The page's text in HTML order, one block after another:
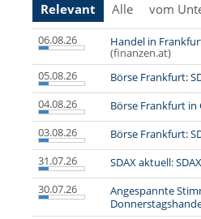
Relevant Alle vom
06.08.26 Handel in
(finanzen.at)
05.08.26
Börse Frankfurt:
04.08.26
Börse Frankfurt in
03.08.26
Börse Frankfurt:
31.07.26
SDAX aktuell:
30.07.26
Angespannte